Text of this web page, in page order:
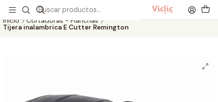
Este es el texto del slide
Leer más
Inicio
Cortadoras - Planchas
Tijera inalambrica E Cutter Remington